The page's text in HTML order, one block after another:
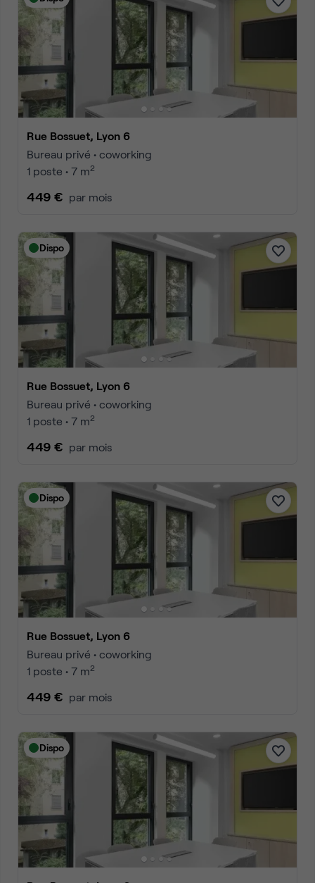
Rue Bossuet, Lyon 6
Bureau privé • coworking
1 poste • 7 m2
449 € par mois
Dispo
Rue Bossuet, Lyon 6
Bureau privé • coworking
1 poste • 7 m2
449 € par mois
Dispo
Rue Bossuet, Lyon 6
Bureau privé • coworking
1 poste • 7 m2
449 € par mois
Dispo